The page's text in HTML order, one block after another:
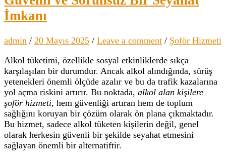
İmkanı
admin / 20 Mayıs 2025 / Leave a comment / Şoför Hizmeti
Alkol tüketimi, özellikle sosyal etkinliklerde sıkça
karşılaşılan bir durumdur. Ancak alkol alındığında, sürüş
yetenekleri önemli ölçüde azalır ve bu da trafik kazalarına
yol açma riskini artırır. Bu noktada, alkol alan kişilere
şoför hizmeti, hem güvenliği artıran hem de toplum
sağlığını koruyan bir çözüm olarak ön plana çıkmaktadır.
Bu hizmet, sadece alkol tüketen kişilerin değil, genel
olarak herkesin güvenli bir şekilde seyahat etmesini
sağlayan önemli bir alternatiftir.